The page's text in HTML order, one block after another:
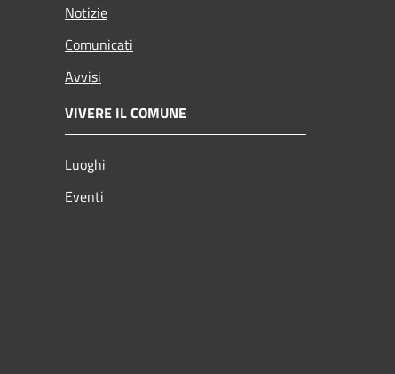
Notizie
Comunicati
Avvisi
VIVERE IL COMUNE
Luoghi
Eventi